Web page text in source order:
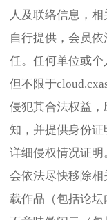
人及联络信息，
自行提供，会员
任。任何单位或个
但不限于
侵犯其合法权益
知，并提供身份证
详细侵权情况证
会依法尽快移除相
载作品（包括论